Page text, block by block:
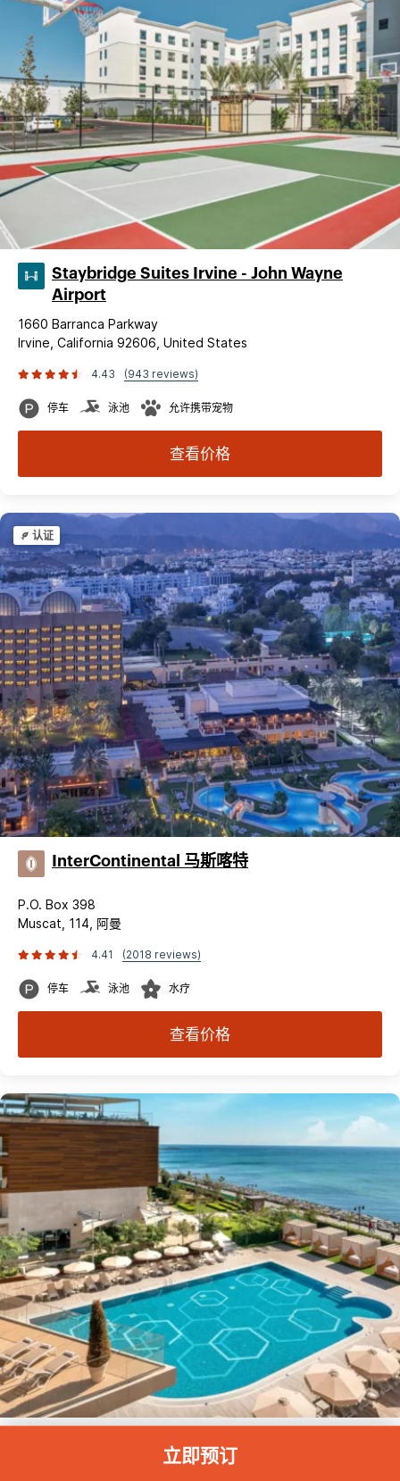
立即预订
Staybridge Suites Irvine - John Wayne
Airport
1660 Barranca Parkway
Irvine, California 92606, United States
4.43 (943 reviews)
停车 泳池 允许携带宠物
查看价格
认证
InterContinental 马斯喀特
P.O. Box 398
Muscat, 114, 阿曼
4.41 (2018 reviews)
停车 泳池 水疗
查看价格
Crowne Plaza 伊斯坦布尔皇冠假日酒店